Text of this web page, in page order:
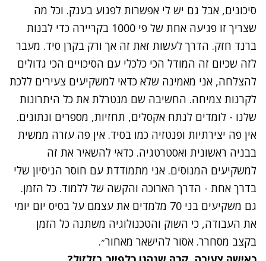
סיכונים, אבל גם יש לי אפשרות לפגוע בענק. וכל מה
שצריך זו פגיעה אחת של פי 1000 בקריירה כדי לבנות
ברנד חזק. הדרך לעשות זאת זה אך ורק בקרן סיד. מעבר
לזה שכיום זה המודל הכי כלכלי עם הסיכויים הכי גדולים
להצלחה, אני מאמינה שלא כדאי למשקיעים צעירים ללכת
לקרנות צמיחה. החשיבה שם מנטרלת את כל היתרונות
שלנו - לומדים לנתח אקסלים, תחזיות, מספרים ונתונים.
אין פה יצירתיות ופנטזיה כמו בסיד. אין פה עזרה ממשית
בבניה ראשונית ואסטרטגיה. כדאי להשאיר את זה
למשקיעים המנוסים. אני מתמודדת עם חוסר הניסיון שלי
בדרך אחת - הדרך הארוכה והקשה של ללמוד. כל הזמן.
גם משקיעים בני 70 מלמדים את עצמם על בסיס יום יומי
את העבודה, כי השוק והטכנולוגיה משתנה כל הזמן
בקצב מסחרר. אסור להישאר מאחור״.